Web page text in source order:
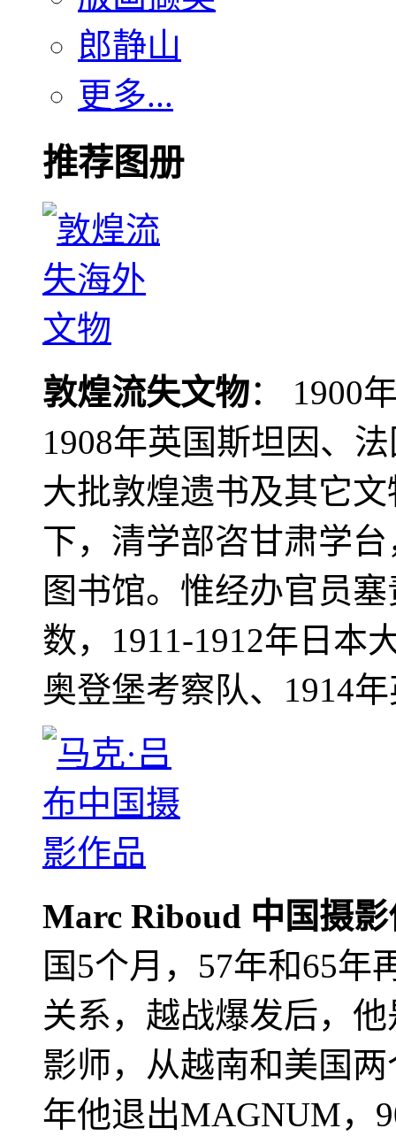
郎静山
更多...
推荐图册
敦煌流失文物： 1900
1908年英国斯坦因、
大批敦煌遗书及其它
下，清学部咨甘肃学
图书馆。惟经办官员
数，1911-1912年日本
奥登堡考察队、1914
Marc Riboud 中国摄
国5个月，57年和65年
关系，越战爆发后，
影师，从越南和美国
年他退出MAGNUM，